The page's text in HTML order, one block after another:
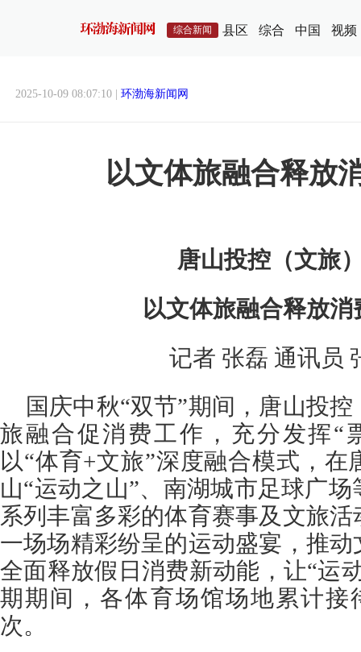
综合新闻 县区 综合 中国 视频
2025-10-09 08:07:10 | 环渤海新闻网
以文体旅融合释放
唐山投控（文旅
以文体旅融合释放消
记者 张磊 通讯员
国庆中秋“双节”期间，唐山投
旅融合促消费工作，充分发挥“
以“体育+文旅”深度融合模式，
山“运动之山”、南湖城市足球广
系列丰富多彩的体育赛事及文旅
一场场精彩纷呈的运动盛宴，推
全面释放假日消费新动能，让“运
期期间，各体育场馆场地累计接
次。